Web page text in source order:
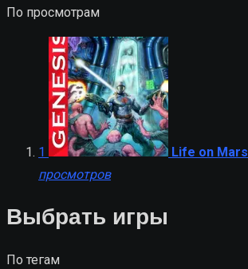
По просмотрам
1 Life on
просмотров
Выбрать игры
По тегам